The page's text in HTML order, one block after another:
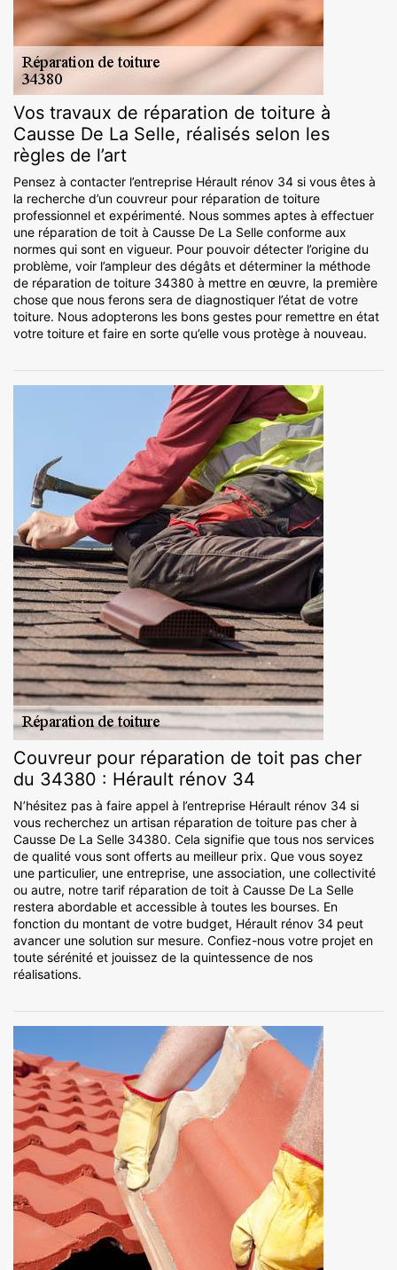
Vos travaux de réparation de toiture à
Causse De La Selle, réalisés selon les
règles de l’art
Pensez à contacter l’entreprise Hérault rénov 34 si vous êtes à
la recherche d’un couvreur pour réparation de toiture
professionnel et expérimenté. Nous sommes aptes à effectuer
une réparation de toit à Causse De La Selle conforme aux
normes qui sont en vigueur. Pour pouvoir détecter l’origine du
problème, voir l’ampleur des dégâts et déterminer la méthode
de réparation de toiture 34380 à mettre en œuvre, la première
chose que nous ferons sera de diagnostiquer l’état de votre
toiture. Nous adopterons les bons gestes pour remettre en état
votre toiture et faire en sorte qu’elle vous protège à nouveau.
Couvreur pour réparation de toit pas cher
du 34380 : Hérault rénov 34
N’hésitez pas à faire appel à l’entreprise Hérault rénov 34 si
vous recherchez un artisan réparation de toiture pas cher à
Causse De La Selle 34380. Cela signifie que tous nos services
de qualité vous sont offerts au meilleur prix. Que vous soyez
une particulier, une entreprise, une association, une collectivité
ou autre, notre tarif réparation de toit à Causse De La Selle
restera abordable et accessible à toutes les bourses. En
fonction du montant de votre budget, Hérault rénov 34 peut
avancer une solution sur mesure. Confiez-nous votre projet en
toute sérénité et jouissez de la quintessence de nos
réalisations.